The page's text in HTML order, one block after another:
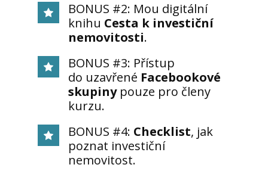
BONUS #2: Mou digitální
knihu Cesta k investiční
nemovitosti.
BONUS #3: Přístup
do uzavřené Facebookové
skupinypouze pro členy
kurzu.
BONUS #4: Checklist, jak
poznat investiční
nemovitost.